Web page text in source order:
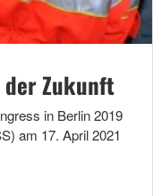
der Zukunft
in Berlin 2019
am 17. April 2021